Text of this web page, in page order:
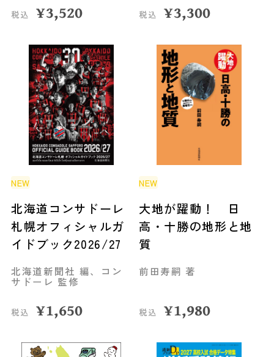
税込 ¥3,520 税込 ¥3,300
NEW
北海道コンサドーレ
札幌オフィシャルガ
イドブック2026/27
北海道新聞社 編、コン
サドーレ 監修
税込 ¥1,650
NEW
大地が躍動！ 日
高・十勝の地形と地
質
前田寿嗣 著
税込 ¥1,980